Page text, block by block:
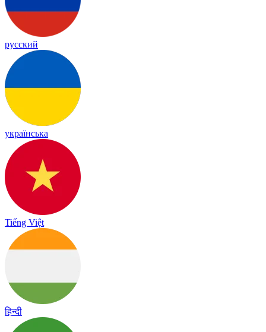
русский
українська
Tiếng Việt
हिन्दी